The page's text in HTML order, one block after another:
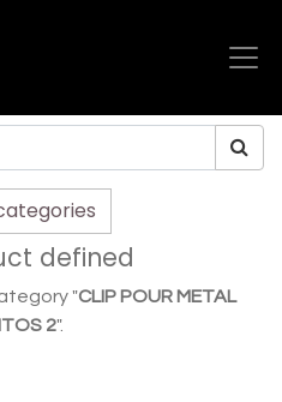
defined
"CLIP POUR METAL
2".